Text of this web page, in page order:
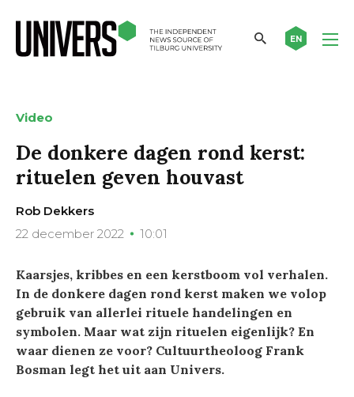
EN
Video
De donkere dagen rond kerst:
rituelen geven houvast
Rob Dekkers
22 december 2022
10:01
Kaarsjes, kribbes en een kerstboom vol verhalen.
In de donkere dagen rond kerst maken we volop
gebruik van allerlei rituele handelingen en
symbolen. Maar wat zijn rituelen eigenlijk? En
waar dienen ze voor? Cultuurtheoloog Frank
Bosman legt het uit aan Univers.